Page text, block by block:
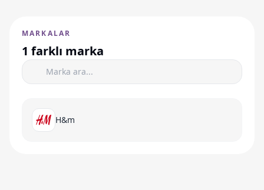
MARKALAR
1 farklı marka
H&m